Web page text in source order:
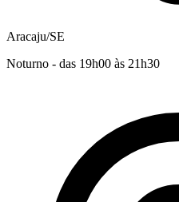
Aracaju/SE
Noturno - das 19h00 às 21h30